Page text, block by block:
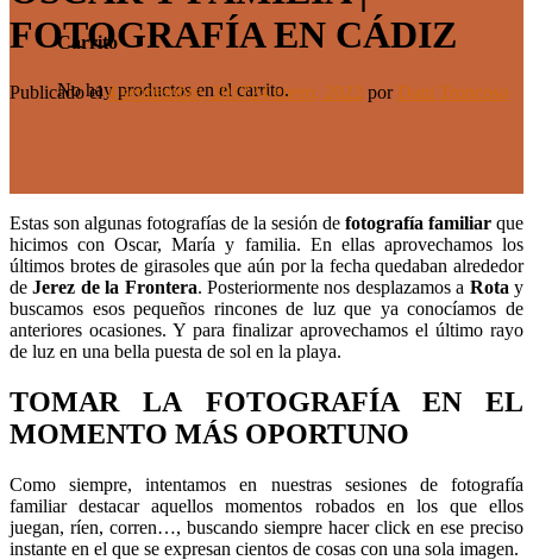
Carrito
No hay productos en el carrito.
FOTOGRAFÍA EN CÁDIZ
Publicado el4 septiembre, 201724 enero, 2022 por Dani Troncoso
Estas son algunas fotografías de la sesión de fotografía familiar que
hicimos con Oscar, María y familia. En ellas aprovechamos los
últimos brotes de girasoles que aún por la fecha quedaban alrededor
deJerez de la Frontera. Posteriormente nos desplazamos a Rota y
buscamos esos pequeños rincones de luz que ya conocíamos de
anteriores ocasiones. Y para finalizar aprovechamos el último rayo
de luz en una bella puesta de sol en la playa.
TOMAR LA FOTOGRAFÍA EN EL
MOMENTO MÁS OPORTUNO
Como siempre, intentamos en nuestras sesiones de fotografía
familiar destacar aquellos momentos robados en los que ellos
juegan, ríen, corren…, buscando siempre hacer click en ese preciso
instante en el que se expresan cientos de cosas con una sola imagen.